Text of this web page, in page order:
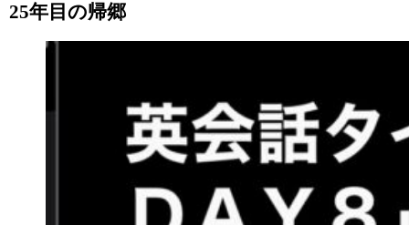
25年目の帰郷